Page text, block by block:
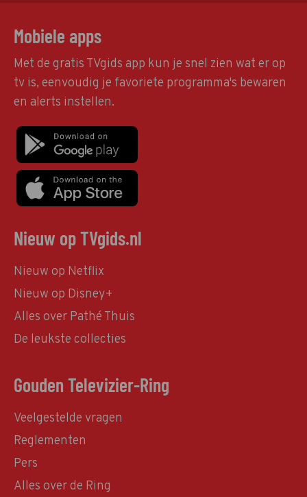
Mobiele apps
Met de gratis TVgids app kun je snel zien wat er op
tv is, eenvoudig je favoriete programma's bewaren
en alerts instellen.
Nieuw op TVgids.nl
Nieuw op Netflix
Nieuw op Disney+
Alles over Pathé Thuis
De leukste collecties
Gouden Televizier-Ring
Veelgestelde vragen
Reglementen
Pers
Alles over de Ring